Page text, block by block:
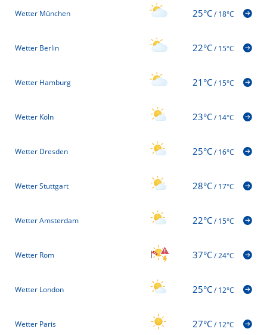
Wetter München 25°C/18°C
Wetter Berlin 22°C/15°C
Wetter Hamburg 21°C/15°C
Wetter Köln 23°C/14°C
Wetter Dresden 25°C/16°C
Wetter Stuttgart 28°C/17°C
Wetter Amsterdam 22°C/15°C
Wetter Rom 37°C/24°C
Wetter London 25°C/12°C
Wetter Paris 27°C/12°C